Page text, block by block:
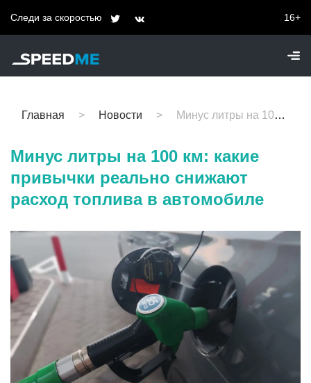
Следи за скоростью 16+
Главная Новости Минус литры на 100 км: какие привычки реально снижают расход топлива в автомобиле
Минус литры на 100 км: какие
привычки реально снижают
расход топлива в автомобиле